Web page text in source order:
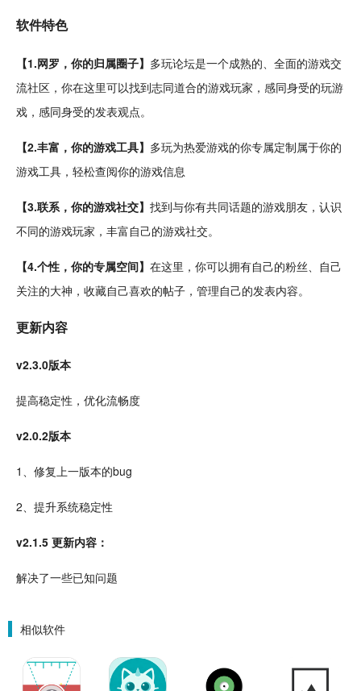
软件特色
【1.网罗，你的归属圈子】 多玩论坛是一个成熟的、全面的游戏交
流社区，你在这里可以找到志同道合的游戏玩家，感同身受的玩游
戏，感同身受的发表观点。
【2.丰富，你的游戏工具】 多玩为热爱游戏的你专属定制属于你的
游戏工具，轻松查阅你的游戏信息
【3.联系，你的游戏社交】 找到与你有共同话题的游戏朋友，认识
不同的游戏玩家，丰富自己的游戏社交。
【4.个性，你的专属空间】 在这里，你可以拥有自己的粉丝、自己
关注的大神，收藏自己喜欢的帖子，管理自己的发表内容。
更新内容
v2.3.0版本
提高稳定性，优化流畅度
v2.0.2版本
1、修复上一版本的bug
2、提升系统稳定性
v2.1.5 更新内容：
解决了一些已知问题
相似软件